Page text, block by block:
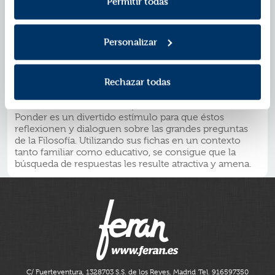
Personalizar
Rechazar todas
prompt reflection and discussion encouraging children
to develop their own thoughts and arguments and to
build a visual and conceptual map of the issue
addressed in each box. Wonder Ponder boxes are
themselves or with others, in educational, play or
Ponder es un divertido estímulo para que éstos
reflexionen y dialoguen sobre las grandes preguntas
de la Filosofía. Utilizando sus fichas en un contexto
tanto familiar como educativo, se consigue que la
búsqueda de respuestas les resulte atractiva y amena.
C/ Fuerteventura, 1328703 S.S. de los Reyes, Madrid Tel. 916597350